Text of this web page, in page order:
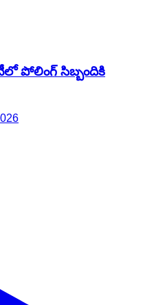
పోలింగ్ సిబ్బందికి